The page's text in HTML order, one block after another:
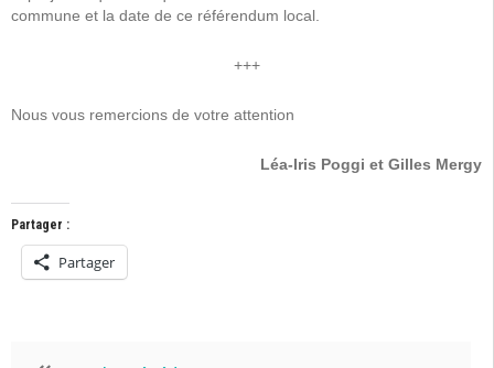
commune et la date de ce référendum local.
+++
Nous vous remercions de votre attention
Léa-Iris Poggi et Gilles Mergy
Partager :
Partager